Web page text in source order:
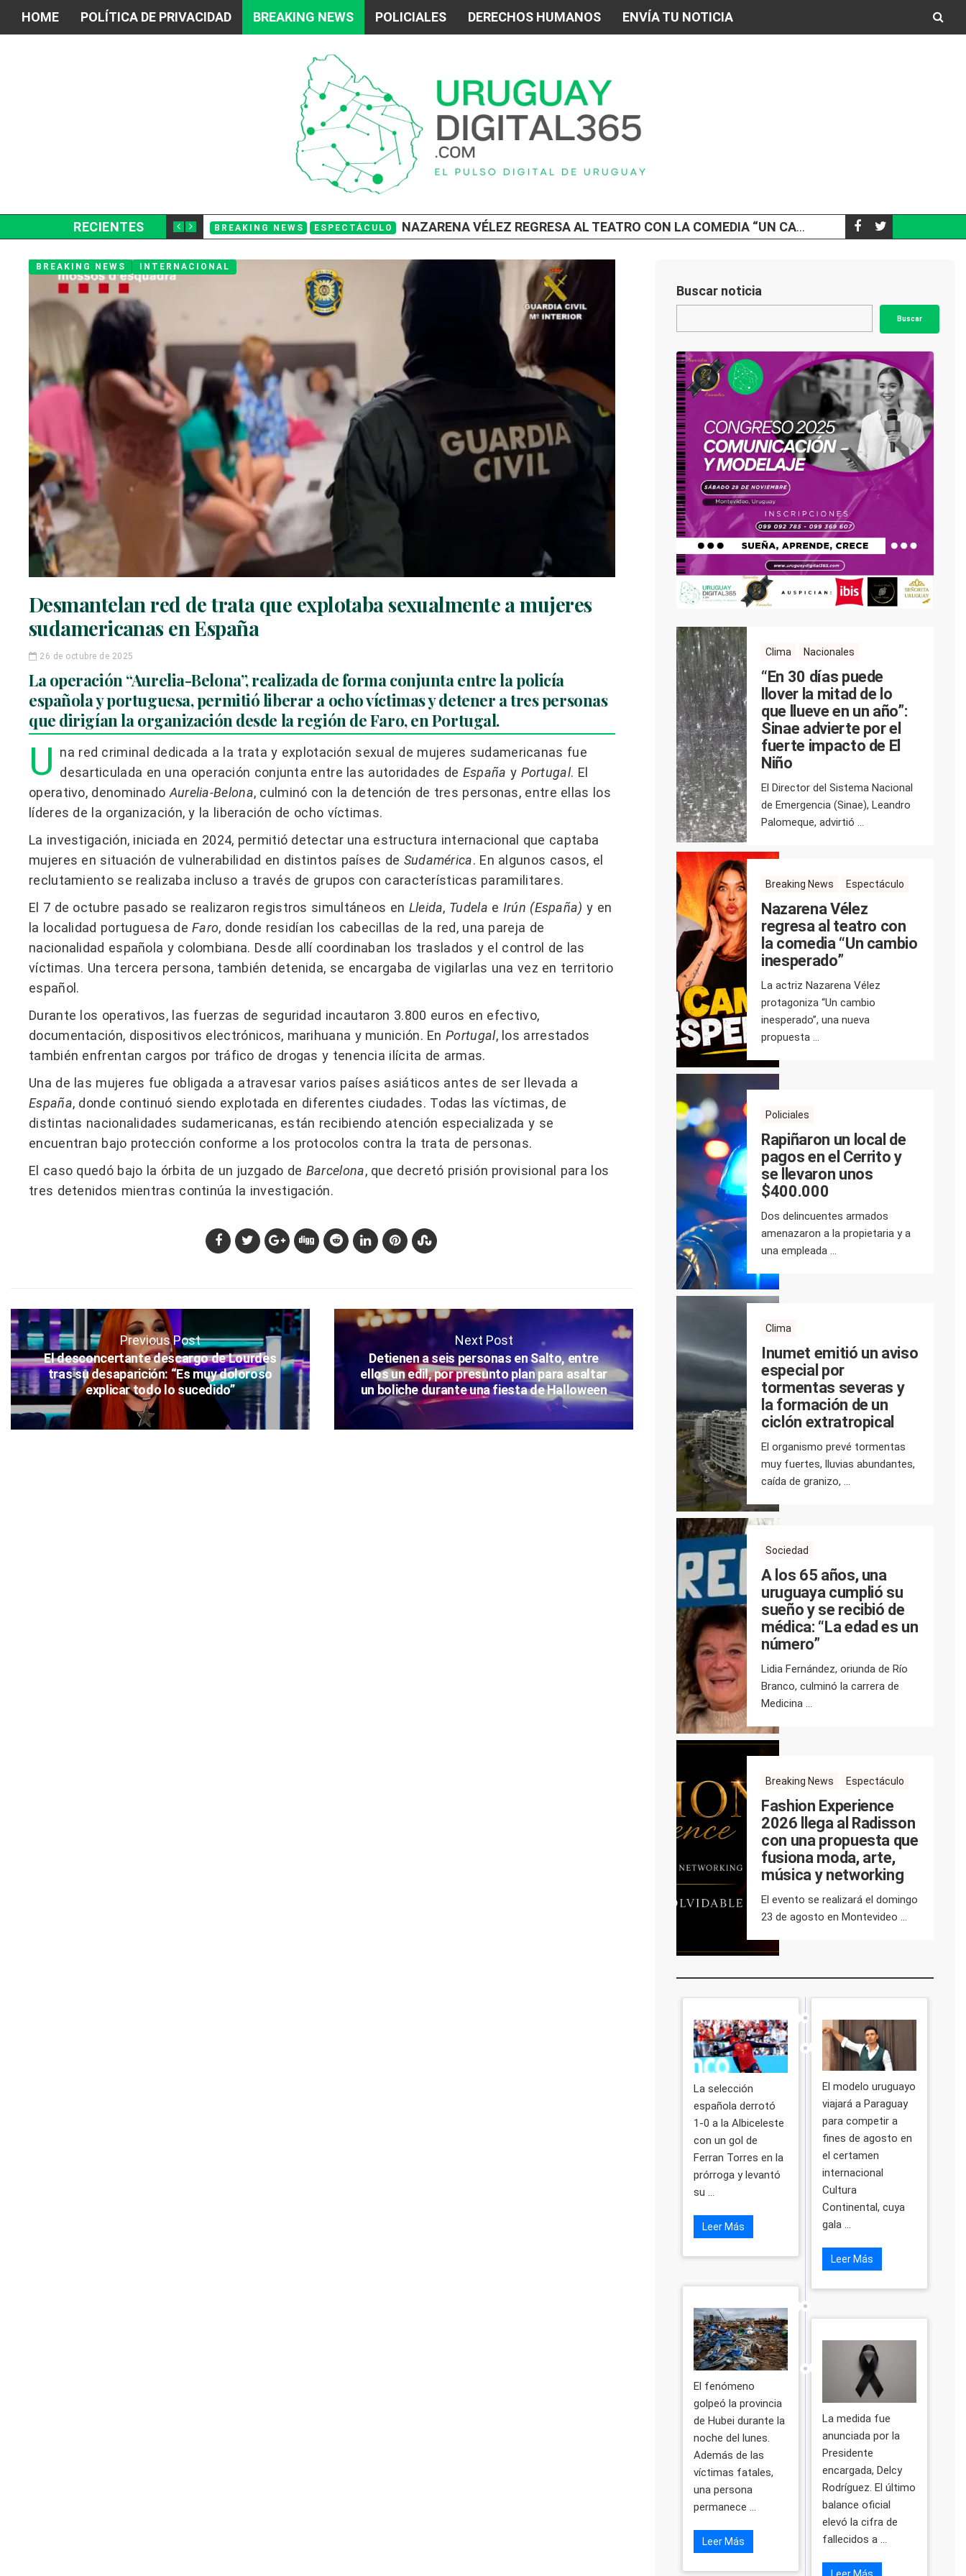
HOME POLÍTICA DE PRIVACIDAD BREAKING NEWS POLICIALES DERECHOS HUMANOS ENVÍA TU NOTICIA
RECIENTES
ADVIERTE POR EL FUERTE IMPACTO DE EL NIÑO BREAKING NEWS ESPECTÁCULO NAZARENA VÉLEZ REGRESA AL TEATRO CON LA COMEDIA “UN CAMBIO INESPERADO” POLICIALES
BREAKING NEWS INTERNACIONAL
Desmantelan red de trata que explotaba sexualmente a mujeres
sudamericanas en España
26 de octubre de 2025
La operación “Aurelia-Belona”, realizada de forma conjunta entre la policía
española y portuguesa, permitió liberar a ocho víctimas y detener a tres personas
que dirigían la organización desde la región de Faro, en Portugal.
U na red criminal dedicada a la trata y explotación sexual de mujeres sudamericanas fue
desarticulada en una operación conjunta entre las autoridades de España y Portugal. El
operativo, denominado Aurelia-Belona, culminó con la detención de tres personas, entre ellas los
líderes de la organización, y la liberación de ocho víctimas.
La investigación, iniciada en 2024, permitió detectar una estructura internacional que captaba
mujeres en situación de vulnerabilidad en distintos países de Sudamérica. En algunos casos, el
reclutamiento se realizaba incluso a través de grupos con características paramilitares.
El 7 de octubre pasado se realizaron registros simultáneos en Lleida, Tudela e Irún (España) y en
la localidad portuguesa deFaro, donde residían los cabecillas de la red, una pareja de
nacionalidad española y colombiana. Desde allí coordinaban los traslados y el control de las
víctimas. Una tercera persona, también detenida, se encargaba de vigilarlas una vez en territorio
español.
Durante los operativos, las fuerzas de seguridad incautaron 3.800 euros en efectivo,
documentación, dispositivos electrónicos, marihuana y munición. EnPortugal, los arrestados
también enfrentan cargos por tráfico de drogas y tenencia ilícita de armas.
Una de las mujeres fue obligada a atravesar varios países asiáticos antes de ser llevada a
España, donde continuó siendo explotada en diferentes ciudades. Todas las víctimas, de
distintas nacionalidades sudamericanas, están recibiendo atención especializada y se
encuentran bajo protección conforme a los protocolos contra la trata de personas.
El caso quedó bajo la órbita de un juzgado de Barcelona, que decretó prisión provisional para los
tres detenidos mientras continúa la investigación.
Previous Post
El desconcertante descargo de Lourdes
tras su desaparición: “Es muy doloroso
explicar todo lo sucedido”
Next Post
Detienen a seis personas en Salto, entre
ellos un edil, por presunto plan para asaltar
un boliche durante una fiesta de Halloween
Buscar noticia
Buscar
Clima Nacionales
“En 30 días puede
llover la mitad de lo
que llueve en un año”:
Sinae advierte por el
fuerte impacto de El
Niño
El Director del Sistema Nacional
de Emergencia (Sinae), Leandro
Palomeque, advirtió ...
Breaking News Espectáculo
Nazarena Vélez
regresa al teatro con
la comedia “Un cambio
inesperado”
La actriz Nazarena Vélez
protagoniza “Un cambio
inesperado”, una nueva
propuesta ...
Policiales
Rapiñaron un local de
pagos en el Cerrito y
se llevaron unos
$400.000
Dos delincuentes armados
amenazaron a la propietaria y a
una empleada ...
Clima
Inumet emitió un aviso
especial por
tormentas severas y
la formación de un
ciclón extratropical
El organismo prevé tormentas
muy fuertes, lluvias abundantes,
caída de granizo, ...
Sociedad
A los 65 años, una
uruguaya cumplió su
sueño y se recibió de
médica: “La edad es un
número”
Lidia Fernández, oriunda de Río
Branco, culminó la carrera de
Medicina ...
Breaking News Espectáculo
Fashion Experience
2026 llega al Radisson
con una propuesta que
fusiona moda, arte,
música y networking
El evento se realizará el domingo
23 de agosto en Montevideo ...
La selección
española derrotó
1-0 a la Albiceleste
con un gol de
Ferran Torres en la
prórroga y levantó
su ...
Leer Más
El modelo uruguayo
viajará a Paraguay
para competir a
fines de agosto en
el certamen
internacional
Cultura
Continental, cuya
gala ...
Leer Más
El fenómeno
golpeó la provincia
de Hubei durante la
noche del lunes.
Además de las
víctimas fatales,
una persona
permanece ...
Leer Más
La medida fue
anunciada por la
Presidente
encargada, Delcy
Rodríguez. El último
balance oficial
elevó la cifra de
fallecidos a ...